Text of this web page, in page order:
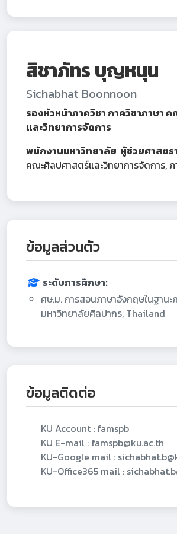
สิชาภัทร บุญหนุน
Sichabhat Boonnoon
รองหัวหน้าภาควิชา ภาควิชาภาษา
และวิทยาการจัดการ
พนักงานมหาวิทยาลัย ผู้ช่วยศาสตร
คณะศิลปศาสตร์และวิทยาการจัดการ, ภ
ข้อมูลส่วนตัว
ระดับการศึกษา:
ศษ.ม. การสอนภาษาอังกฤษในฐานะ
มหาวิทยาลัยศิลปากร, Thailand
ข้อมูลติดต่อ
KU Account : famspb
KU E-mail : famspb@ku.ac.th
KU-Google mail :
KU-Office365 mail :